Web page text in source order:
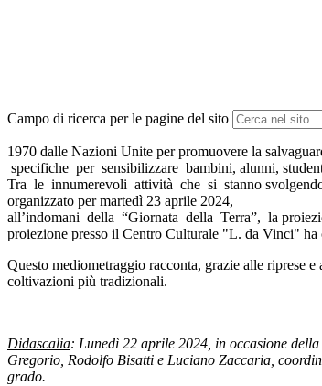
Campo di ricerca per le pagine del sito
1970 dalle Nazioni Unite per promuovere la
specifiche per sensibilizzare bambini, alunni,
Tra le innumerevoli attività che si stanno
organizzato per martedì 23 aprile 2024,
all’indomani della “Giornata della Terra”, la
proiezione presso il Centro Culturale "L. da Vinci"
Questo mediometraggio racconta, grazie alle riprese
coltivazioni più tradizionali.
Didascalia: Lunedì 22 aprile 2024, in occasione
Gregorio, Rodolfo Bisatti e Luciano Zaccaria,
grado.